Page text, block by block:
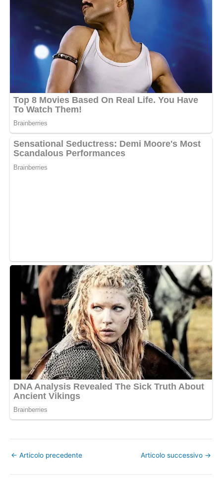
← Articolo precedente Articolo successivo →